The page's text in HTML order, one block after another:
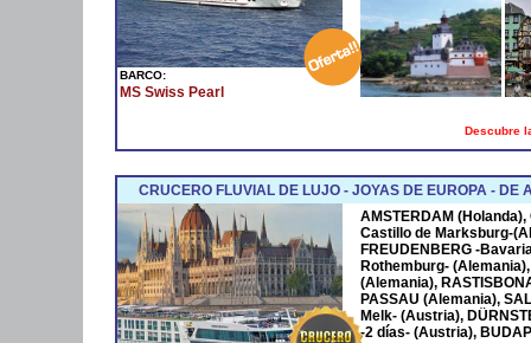
BARCO:
MS Swiss Pearl
Descubre
CRUCERO FLUVIAL DE LUJO - JOYAS DE EUROPA - DE
AMSTERDAM (Holanda),
Castillo de Marksburg-
FREUDENBERG -
Rothemburg-
(Alemania),
PASSAU (Alemania),
Melk- (Austria),
-2 días- (Austria),